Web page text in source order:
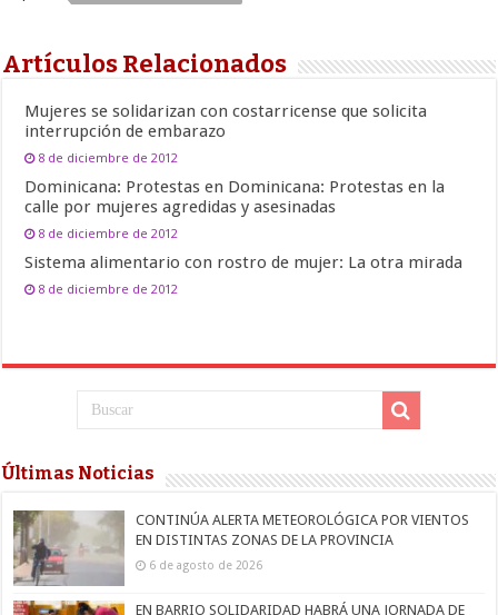
Artículos Relacionados
Mujeres se solidarizan con costarricense que solicita
interrupción de embarazo
8 de diciembre de 2012
Dominicana: Protestas en Dominicana: Protestas en la
calle por mujeres agredidas y asesinadas
8 de diciembre de 2012
Sistema alimentario con rostro de mujer: La otra mirada
8 de diciembre de 2012
Últimas Noticias
CONTINÚA ALERTA METEOROLÓGICA POR VIENTOS
EN DISTINTAS ZONAS DE LA PROVINCIA
6 de agosto de 2026
EN BARRIO SOLIDARIDAD HABRÁ UNA JORNADA DE